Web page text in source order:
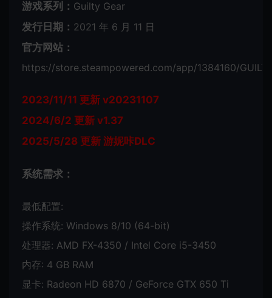
游戏系列： Guilty Gear
发行日期： 2021 年 6 月 11 日
官方网站：
https://store.steampowered.com/app/1384160/
2023/11/11 更新 v20231107
2024/6/2 更新 v1.37
2025/5/28 更新 游妮咔DLC
系统需求：
最低配置:
操作系统: Windows 8/10 (64-bit)
处理器: AMD FX-4350 / Intel Core i5-3450
内存: 4 GB RAM
显卡: Radeon HD 6870 / GeForce GTX 650 Ti